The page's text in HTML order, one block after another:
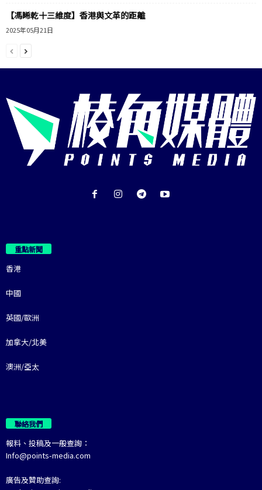
【馮睎乾十三維度】香港與文革的距離
2025年05月21日
重點新聞
香港
中國
英國/歐洲
加拿大/北美
澳洲/亞太
聯絡我們
報料、投稿及一般查詢：
Info@points-media.com
廣告及贊助查詢: